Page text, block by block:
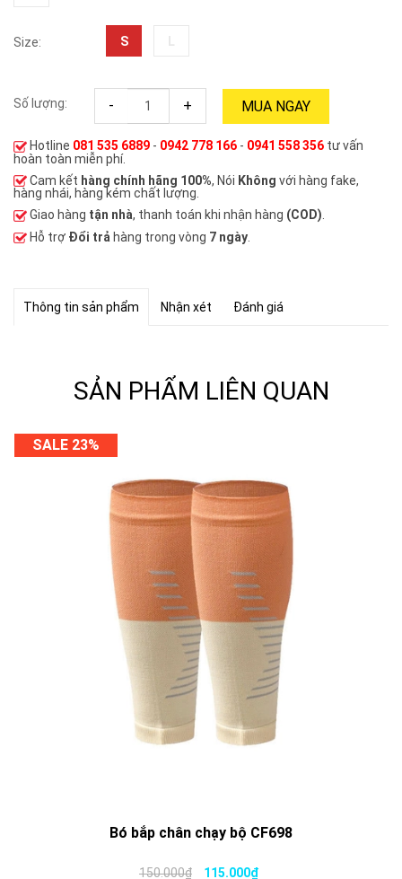
Size: S
Số lượng: - + MUA NGAY
Hotline 081 535 6889 - 0942 778 166 - 0941 558 356 tư vấn
hoàn toàn miễn phí.
Cam kết hàng chính hãng 100%, Nói Không với hàng fake,
hàng nhái, hàng kém chất lượng.
Giao hàng tận nhà, thanh toán khi nhận hàng (COD)
Hỗ trợ Đổi trả hàng trong vòng 7 ngày
Thông tin sản phẩm Nhận xét Đánh giá
SẢN PHẨM LIÊN QUAN
SALE 23%
Bó bắp chân chạy bộ CF698
150.000₫ 115.000₫